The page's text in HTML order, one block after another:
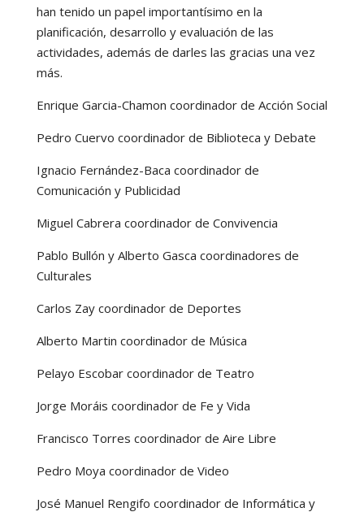
han tenido un papel importantísimo en la
planificación, desarrollo y evaluación de las
actividades, además de darles las gracias una vez
más.
Enrique Garcia-Chamon coordinador de Acción Social
Pedro Cuervo coordinador de Biblioteca y Debate
Ignacio Fernández-Baca coordinador de
Comunicación y Publicidad
Miguel Cabrera coordinador de Convivencia
Pablo Bullón y Alberto Gasca coordinadores de
Culturales
Carlos Zay coordinador de Deportes
Alberto Martin coordinador de Música
Pelayo Escobar coordinador de Teatro
Jorge Moráis coordinador de Fe y Vida
Francisco Torres coordinador de Aire Libre
Pedro Moya coordinador de Video
José Manuel Rengifo coordinador de Informática y